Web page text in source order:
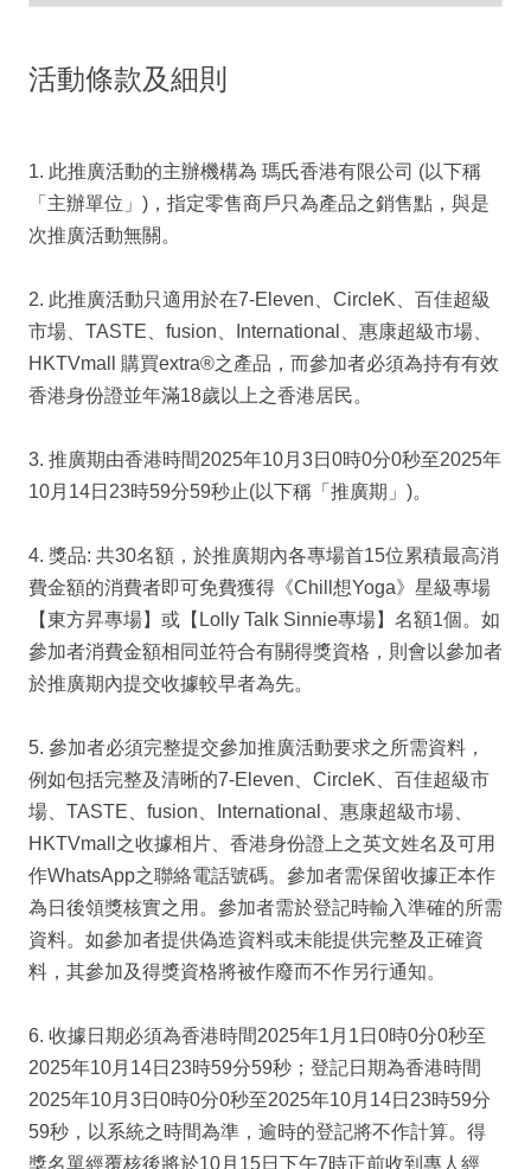
活動條款及細則
1. 此推廣活動的主辦機構為 瑪氏香港有限公司 (以下稱
「主辦單位」)，指定零售商戶只為產品之銷售點，與是
次推廣活動無關。
2. 此推廣活動只適用於在7-Eleven、CircleK、百佳超級
市場、TASTE、fusion、International、惠康超級市場、
HKTVmall 購買extra®之產品，而參加者必須為持有有效
香港身份證並年滿18歲以上之香港居民。
3. 推廣期由香港時間2025年10月3日0時0分0秒至2025年
10月14日23時59分59秒止(以下稱「推廣期」)。
4. 獎品: 共30名額，於推廣期內各專場首15位累積最高消
費金額的消費者即可免費獲得《Chill想Yoga》星級專場
【東方昇專場】或【Lolly Talk Sinnie專場】名額1個。如
參加者消費金額相同並符合有關得獎資格，則會以參加者
於推廣期內提交收據較早者為先。
5. 參加者必須完整提交參加推廣活動要求之所需資料，
例如包括完整及清晰的7-Eleven、CircleK、百佳超級市
場、TASTE、fusion、International、惠康超級市場、
HKTVmall之收據相片、香港身份證上之英文姓名及可用
作WhatsApp之聯絡電話號碼。參加者需保留收據正本作
為日後領獎核實之用。參加者需於登記時輸入準確的所需
資料。如參加者提供偽造資料或未能提供完整及正確資
料，其參加及得獎資格將被作廢而不作另行通知。
6. 收據日期必須為香港時間2025年1月1日0時0分0秒至
2025年10月14日23時59分59秒；登記日期為香港時間
2025年10月3日0時0分0秒至2025年10月14日23時59分
59秒，以系統之時間為準，逾時的登記將不作計算。得
獎名單經覆核後將於10月15日下午7時正前收到專人經